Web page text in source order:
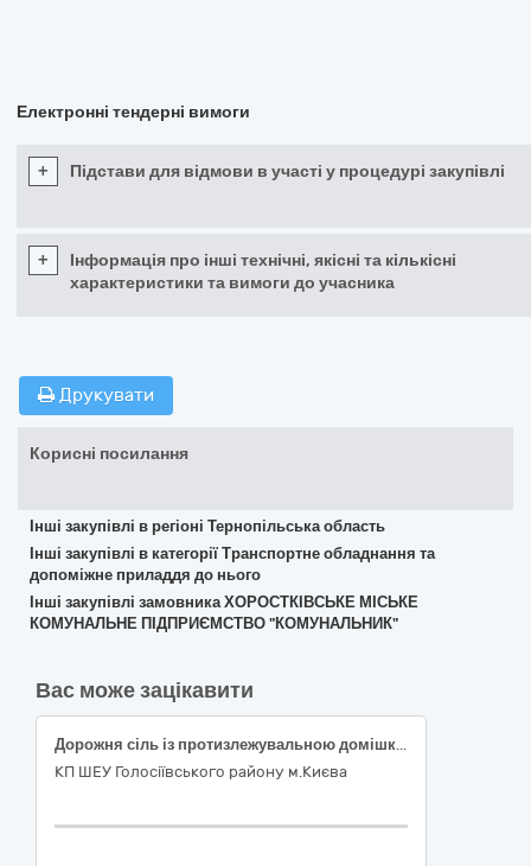
Електронні тендерні вимоги
+ Підстави для відмови в участі у процедурі закупівлі
+
Інформація про інші технічні, якісні та кількісні
характеристики та вимоги до учасника
Друкувати
Корисні посилання
Інші закупівлі в регіоні Тернопільська область
Інші закупівлі в категорії Транспортне обладнання та
допоміжне приладдя до нього
Інші закупівлі замовника ХОРОСТКІВСЬКЕ МІСЬКЕ
КОМУНАЛЬНЕ ПІДПРИЄМСТВО "КОМУНАЛЬНИК"
Вас може зацікавити
Дорожня сіль із протизлежувальною домішкою (код за ДК 021:2015: 34920000-2 Дорожне обладнання)
КП ШЕУ Голосіївського району м.Києва